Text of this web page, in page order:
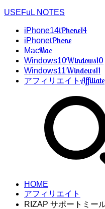
USEFuL NOTES
iPhone14iPhone14
iPhoneiPhone
MacMac
Windows10Windows10
Windows11Windows11
アフィリエイトAffiliate
HOME
アフィリエイト
RIZAP サポートミー